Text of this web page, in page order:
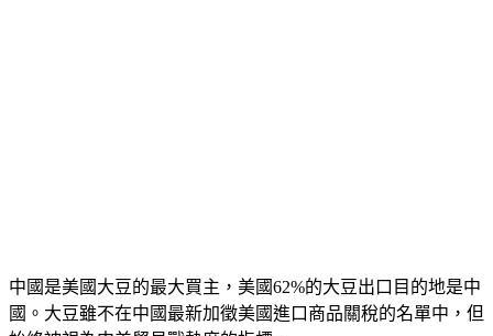
中國是美國大豆的最大買主，美國62%的大豆出口目的地是中
國。大豆雖不在中國最新加徵美國進口商品關稅的名單中，但